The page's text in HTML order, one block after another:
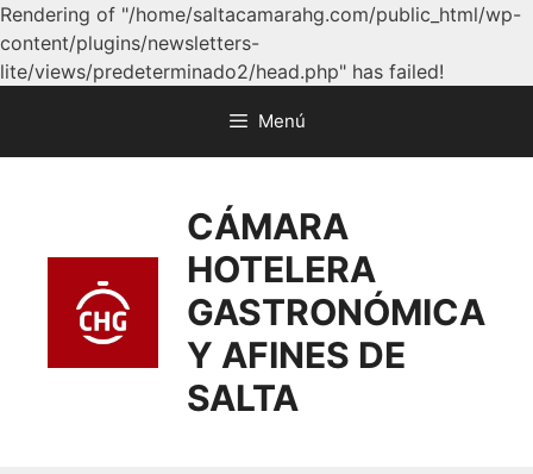
Rendering of "/home/saltacamarahg.com/public_html/wp-
content/plugins/newsletters-
lite/views/predeterminado2/head.php" has failed!
Menú
CÁMARA
HOTELERA
GASTRONÓMICA
Y AFINES DE
SALTA